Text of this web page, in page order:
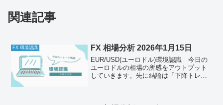
関連記事
FX 環境認識 FX 相場分析 2026年1月15日
EUR/USD(ユーロドル)環境認識 今日の
ユーロドルの相場の所感をアウトプット
していきます。先に結論は「下降トレン